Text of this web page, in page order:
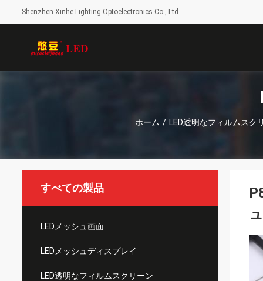
Shenzhen Xinhe Lighting Optoelectronics Co., Ltd.
ホーム / LED透明なフィルムスク
すべての製品
LEDメッシュ画面
LEDメッシュディスプレイ
LED透明なフィルムスクリーン